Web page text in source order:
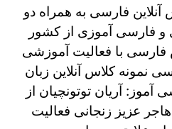
آنلاین فارسی به همراه دو
و فارسی آموزی از کشور
با فعالیت آموزشی
نمونه کلاس آنلاین زبان
9 فارسی آموز: آریان توتونچیان از
عزیز زنجانی فعالیت